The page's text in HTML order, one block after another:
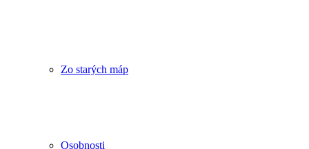
Zo starých máp
Osobnosti